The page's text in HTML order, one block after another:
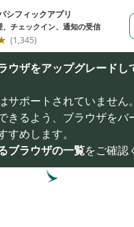
ウザをアップグレードし
サポートされていません
きるよう、ブラウザをバ
すめします。
ブラウザの一覧をご確認